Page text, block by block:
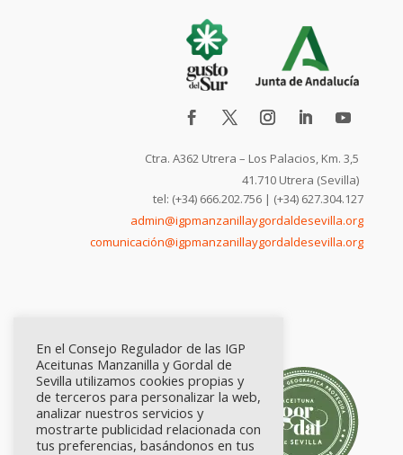
Ctra. A362 Utrera – Los Palacios, Km. 3,5
41.710 Utrera (Sevilla)
tel: (+34) 666.202.756 | (+34) 627.304.127
admin@igpmanzanillaygordaldesevilla.org
comunicación@igpmanzanillaygordaldesevilla.org
En el Consejo Regulador de las IGP
Aceitunas Manzanilla y Gordal de
Sevilla utilizamos cookies propias y
de terceros para personalizar la web,
analizar nuestros servicios y
mostrarte publicidad relacionada con
tus preferencias, basándonos en tus